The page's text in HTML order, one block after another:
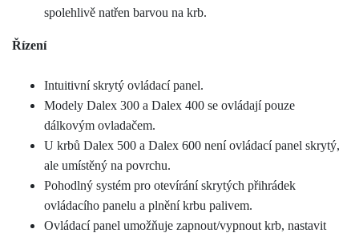
spolehlivě natřen barvou na krb.
Řízení
Intuitivní skrytý ovládací panel.
Modely Dalex 300 a Dalex 400 se ovládají pouze
dálkovým ovladačem.
U krbů Dalex 500 a Dalex 600 není ovládací panel skrytý,
ale umístěný na povrchu.
Pohodlný systém pro otevírání skrytých přihrádek
ovládacího panelu a plnění krbu palivem.
Ovládací panel umožňuje zapnout/vypnout krb, nastavit